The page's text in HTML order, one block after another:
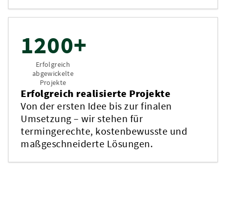
1200+
Erfolgreich
abgewickelte
Projekte
Erfolgreich realisierte Projekte
Von der ersten Idee bis zur finalen
Umsetzung – wir stehen für
termingerechte, kostenbewusste und
maßgeschneiderte Lösungen.